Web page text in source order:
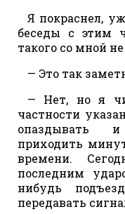
Я покраснел,
беседы с этим
такого со мной
— Это так
— Нет, но я
частности
опаздывать и
приходить
времени.
последним
нибудь
передавать